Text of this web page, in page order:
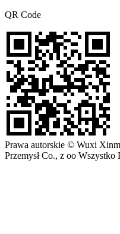
QR Code
Prawa autorskie © Wuxi
Przemysł Co., z oo Wszystko